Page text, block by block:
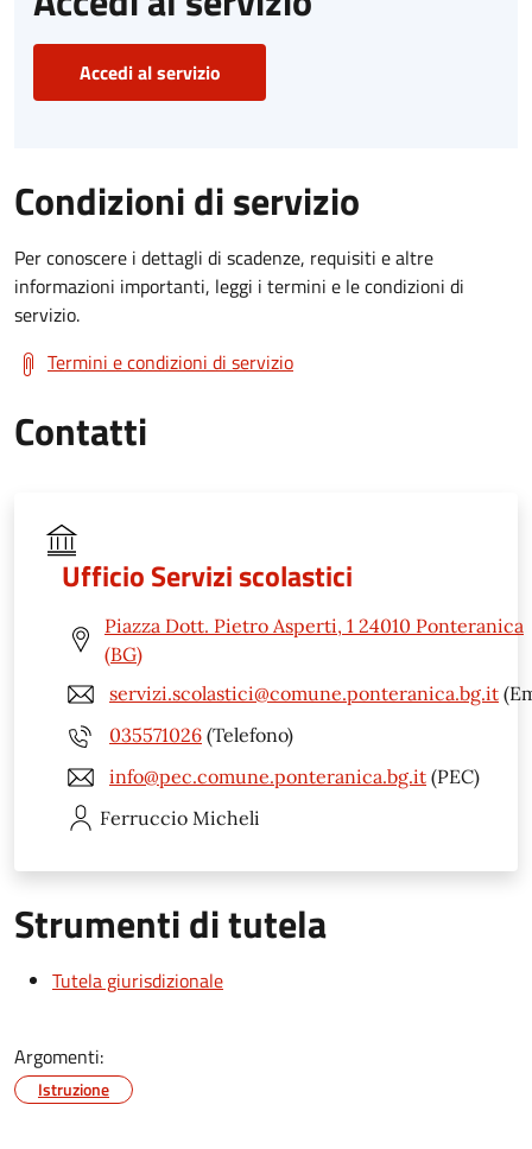
Accedi al servizio
Condizioni di servizio
Per conoscere i dettagli di scadenze, requisiti e altre
informazioni importanti, leggi i termini e le condizioni di
servizio.
Termini e condizioni di servizio
Contatti
Ufficio Servizi scolastici
Piazza Dott. Pietro Asperti, 1 24010 Ponteranica
(BG)
servizi.scolastici@comune.ponteranica.bg.it
035571026 (Telefono)
info@pec.comune.ponteranica.bg.it (PEC)
Ferruccio Micheli
Strumenti di tutela
Tutela giurisdizionale
Argomenti:
Istruzione